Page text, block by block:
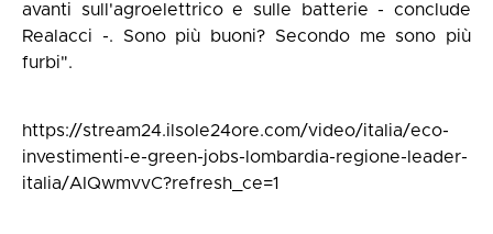
avanti sull'agroelettrico e sulle batterie - conclude
Realacci -. Sono più buoni? Secondo me sono più
furbi".
https://stream24.ilsole24ore.com/video/italia/eco-
investimenti-e-green-jobs-lombardia-regione-leader-
italia/AIQwmvvC?refresh_ce=1